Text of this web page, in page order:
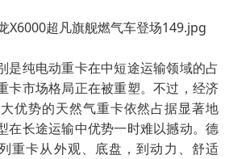
是纯电动重卡在中短途运输领域的占
卡市场格局正在被重塑。不过，经济
优势的天然气重卡依然占据显著地
在长途运输中优势一时难以撼动。德
重卡从外观、底盘，到动力、舒适